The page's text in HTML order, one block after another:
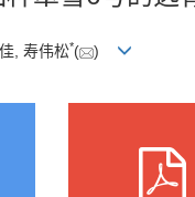
, 寿伟松*( )